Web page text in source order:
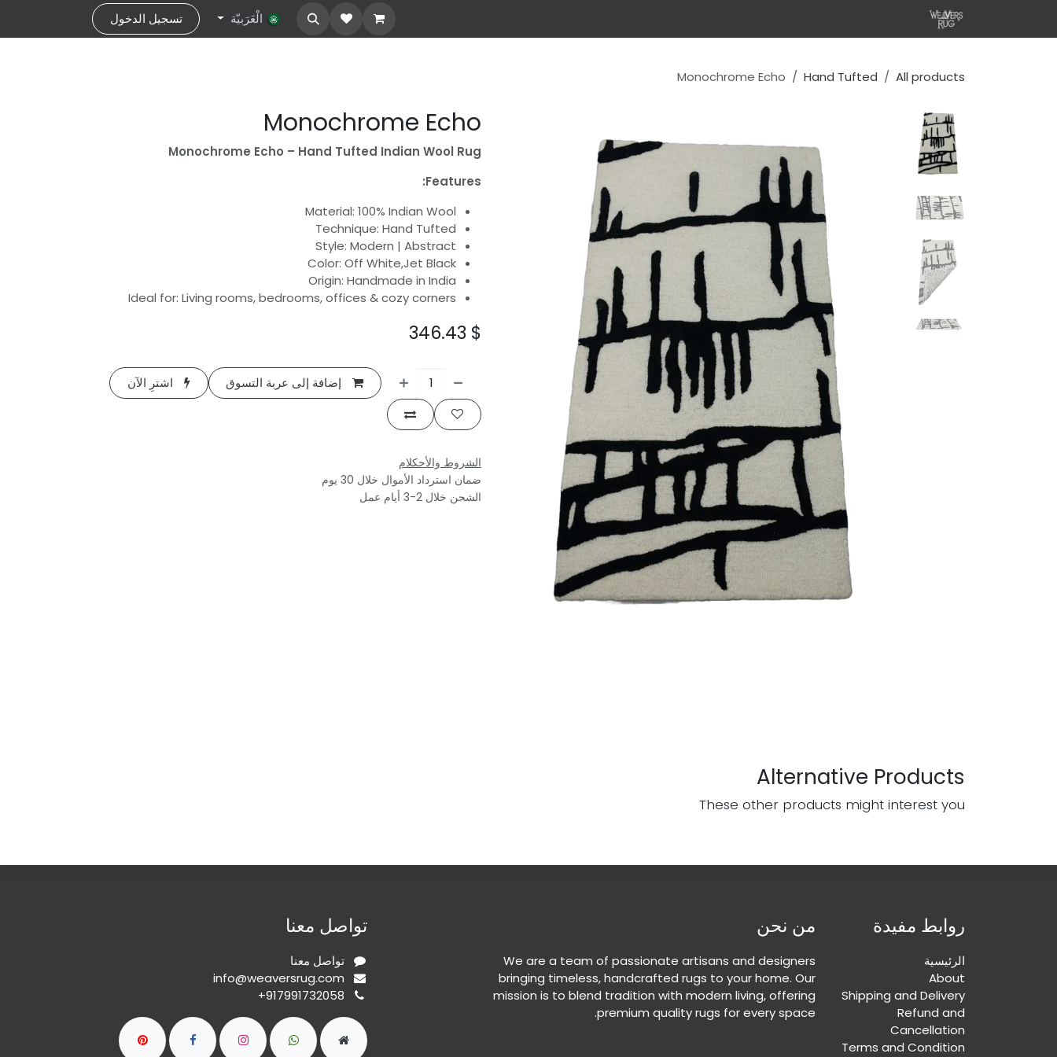
تخطي للذهاب إلى المحتوى
Custom Rug
about Us تواصل معنا help الْعَرَبيّة تسجيل الدخول
All products
Hand Tufted
Monochrome Echo
Monochrome Echo
Monochrome Echo – Hand Tufted Indian Wool Rug
Features:
Material: 100% Indian Wool
Technique: Hand Tufted
Style: Modern | Abstract
Color: Off White,Jet Black
Origin: Handmade in India
Ideal for: Living rooms, bedrooms, offices & cozy corners
$
346.43
إضافة إلى عربة التسوق اشترِ الآن
الشروط والأحكلام
ضمان استرداد الأموال خلال 30 يوم
الشحن خلال 2-3 أيام عمل
Alternative Products
These other products might interest you
روابط مفيدة
الرئيسية
About
Shipping and Delivery
Refund and
Cancellation
Terms and Condition
من نحن
We are a team of passionate artisans and designers
bringing timeless, handcrafted rugs to your home. Our
mission is to blend tradition with modern living, offering
premium quality rugs for every space.
تواصل معنا
تواصل معنا
info@weaversrug.com
+917991732058